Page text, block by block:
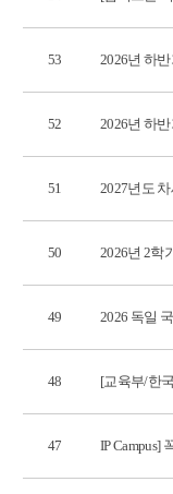
53 2026년 하
52 2026년 하
51 2027년도
50 2026년 2학
49 2026 독일
48 [교육부/한
47 IP Campus]